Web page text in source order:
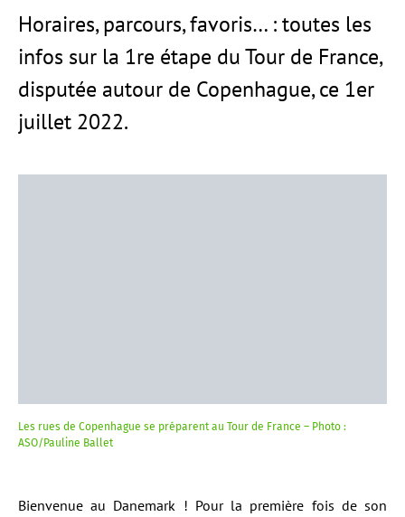
Horaires, parcours, favoris… : toutes les
infos sur la 1re étape du Tour de France,
disputée autour de Copenhague, ce 1er
juillet 2022.
Les rues de Copenhague se préparent au Tour de France – Photo :
ASO/Pauline Ballet
Bienvenue au Danemark ! Pour la première fois de son